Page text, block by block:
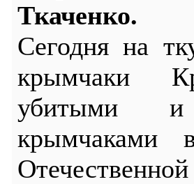
Ткаченко.
Сегодня на
крымчаки
убитыми и
крымчаками